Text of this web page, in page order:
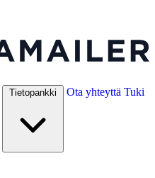
Tietopankki Ota yhteyttä Tuki